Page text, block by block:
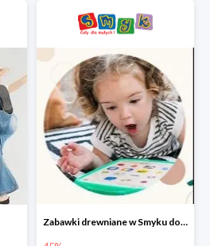
Zabawki drewniane w Smyku do -45%